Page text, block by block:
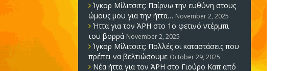
Ίγκορ Μίλιτσιτς: Παίρνω την ευθύνη στους
ώμους μου για την ήττα… November 2, 2025
Ήττα για τον ΆΡΗ στο 1ο φετινό ντέρμπι
του βορρά November 2, 2025
Ίγκορ Μίλιτσιτς: Πολλές οι καταστάσεις που
πρέπει να βελτιώσουμε October 29, 2025
Νέα ήττα για τον ΆΡΗ στο Γιούρο Καπ από